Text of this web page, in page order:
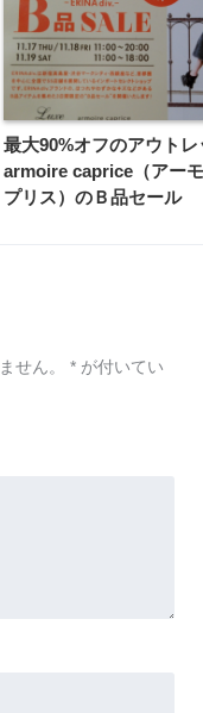
最大90%オフのアウトレ
armoire caprice（アー
プリス）のＢ品セール
せん。 * が付いてい